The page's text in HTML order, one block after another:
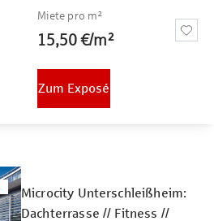
Miete pro m²
15,50 €/m²
Zum Exposé
Microcity Unterschleißheim:
Dachterrasse // Fitness //